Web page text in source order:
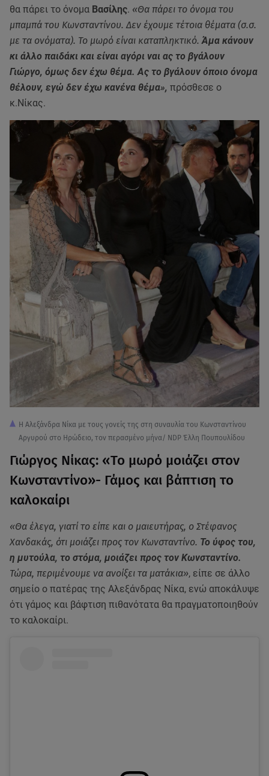
θα πάρει το όνομα Βασίλης. «Θα πάρει το όνομα του
μπαμπά του Κωνσταντίνου. Δεν έχουμε τέτοια θέματα (σ.σ.
με τα ονόματα). Το μωρό είναι καταπληκτικό.Άμα κάνουν
κι άλλο παιδάκι και είναι αγόρι ναι ας το βγάλουν
Γιώργο, όμως δεν έχω θέμα. Ας το βγάλουν όποιο όνομα
θέλουν, εγώ δεν έχω κανένα θέμα», πρόσθεσε ο
κ.Νίκας.
Η Αλεξάνδρα Νίκα με τους γονείς της στη συναυλία του Κωνσταντίνου
Αργυρού στο Ηρώδειο, τον περασμένο μήνα/ NDP Έλλη Πουπουλίδου
Γιώργος Νίκας: «To μωρό μοιάζει στον
Κωνσταντίνο»- Γάμος και βάπτιση το
καλοκαίρι
«Θα έλεγα, γιατί το είπε και ο μαιευτήρας, ο Στέφανος
Χανδακάς, ότι μοιάζει προς τον Κωνσταντίνο. Το ύφος του,
η μυτούλα, το στόμα, μοιάζει προς τον Κωνσταντίνο.
Τώρα, περιμένουμε να ανοίξει τα ματάκια», είπε σε άλλο
σημείο ο πατέρας της Αλεξάνδρας Νίκα, ενώ αποκάλυψε
ότι γάμος και βάφτιση πιθανότατα θα πραγματοποιηθούν
το καλοκαίρι.